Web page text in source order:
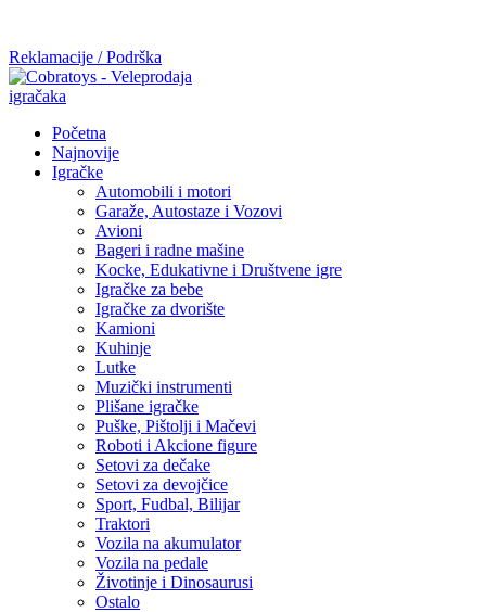
Reklamacije / Podrška
Početna
Najnovije
Igračke
Automobili i motori
Garaže, Autostaze i Vozovi
Avioni
Bageri i radne mašine
Kocke, Edukativne i Društvene igre
Igračke za bebe
Igračke za dvorište
Kamioni
Kuhinje
Lutke
Muzički instrumenti
Plišane igračke
Puške, Pištolji i Mačevi
Roboti i Akcione figure
Setovi za dečake
Setovi za devojčice
Sport, Fudbal, Bilijar
Traktori
Vozila na akumulator
Vozila na pedale
Životinje i Dinosaurusi
Ostalo